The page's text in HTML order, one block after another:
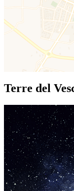
Terre del